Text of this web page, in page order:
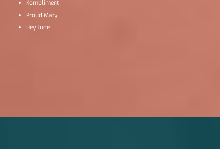
Kompliment
Proud Mary
Hey Jude